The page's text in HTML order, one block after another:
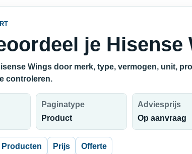
je Hisense
Wings door merk, type, vermogen, unit,
controleren.
Paginatype
Product
Adviesprijs
Op aanvraag
Producten Prijs Offerte